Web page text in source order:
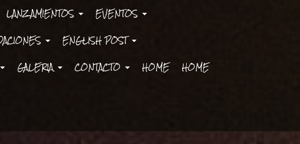
LANZAMIENTOS
EVENTOS
ENGLISH POST
GALERIA CONTACTO HOME HOME